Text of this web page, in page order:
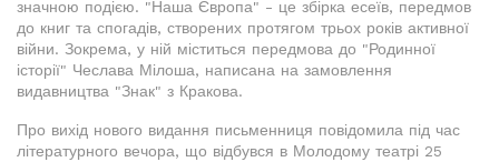
значною подією. "Наша Європа" - це збірка есеїв, передмов
до книг та спогадів, створених протягом трьох років активної
війни. Зокрема, у ній міститься передмова до "Родинної
історії" Чеслава Мілоша, написана на замовлення
видавництва "Знак" з Кракова.
Про вихід нового видання письменниця повідомила під час
літературного вечора, що відбувся в Молодому театрі 25